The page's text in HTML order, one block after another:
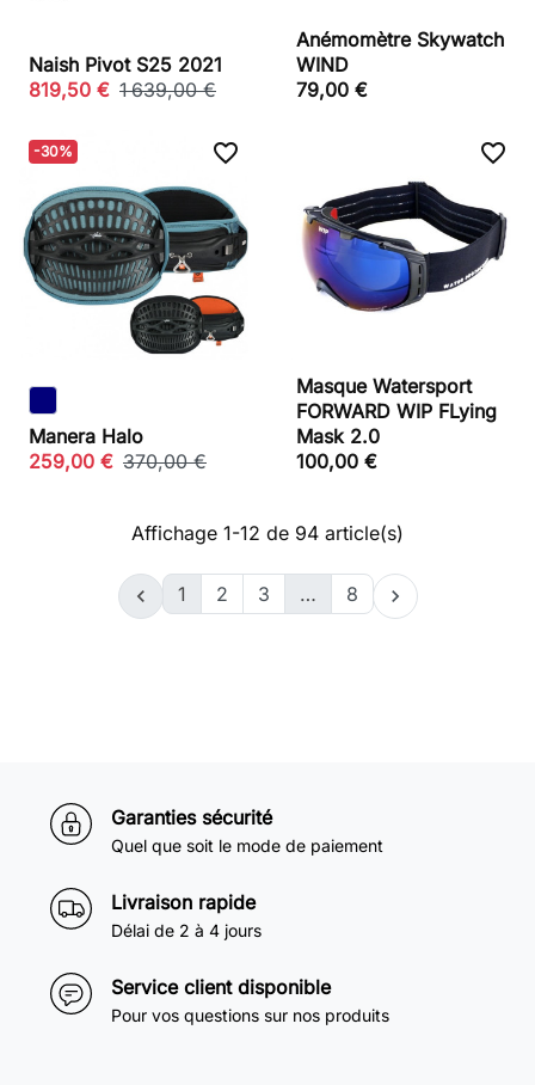
Naish Pivot S25 2021
819,50 € 1 639,00 €
Anémomètre Skywatch
WIND
79,00 €
-30% favorite_border
Manera Halo
259,00 € 370,00 €
favorite_border
Masque Watersport
FORWARD WIP FLying
Mask 2.0
100,00 €
Affichage 1-12 de 94 article(s)
 1 2 3 … 8 
Garanties sécurité
Quel que soit le mode de paiement
Livraison rapide
Délai de 2 à 4 jours
Service client disponible
Pour vos questions sur nos produits